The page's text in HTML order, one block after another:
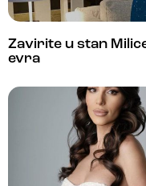
Zavirite u stan
evra